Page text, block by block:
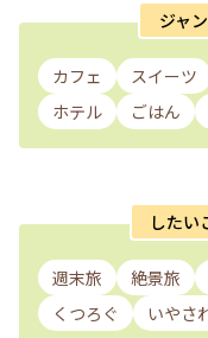
ジャ
カフェ スイーツ
ホテル
ごはん
したい
週末旅 絶景旅
くつろぐ
いやさ